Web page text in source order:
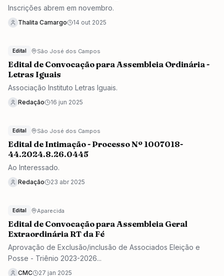
Inscrições abrem em novembro.
Thalita Camargo 14 out 2025
Edital São José dos Campos
Edital de Convocação para Assembleia Ordinária -
Letras Iguais
Associação Instituto Letras Iguais.
Redação 16 jun 2025
Edital São José dos Campos
Edital de Intimação - Processo Nº 1007018-
44.2024.8.26.0445
Ao Interessado.
Redação 23 abr 2025
Edital Aparecida
Edital de Convocação para Assembleia Geral
Extraordinária RT da Fé
Aprovação de Exclusão/inclusão de Associados Eleição e
Posse - Triênio 2023-2026...
CMC 27 jan 2025